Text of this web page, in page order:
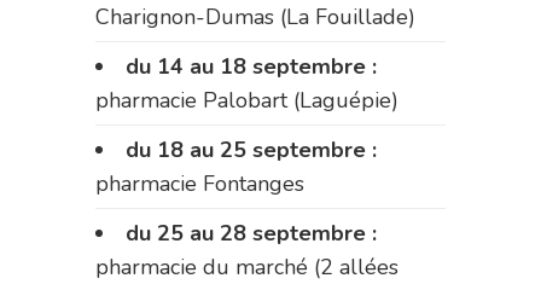
Charignon-Dumas (La Fouillade)
du 14 au 18 septembre :
pharmacie Palobart (Laguépie)
du 18 au 25 septembre :
pharmacie Fontanges
du 25 au 28 septembre :
pharmacie du marché (2 allées